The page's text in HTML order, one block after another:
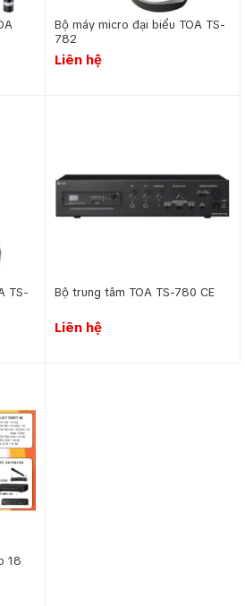
thanh hội thảo TOA TS-
trực tuyến Tỉnh Ủy Hà
TS-780 CE
của hệ thống hội
chính như: Quyết
số bộ máy đại biểu được
có chức năng kiểm tra kết
tịch và máy đại biểu.
TS-781
Bộ máy micro đại biểu TOA TS-
782
Liên hệ
TS-
Bộ trung tâm TOA TS-780 CE
Liên hệ
18